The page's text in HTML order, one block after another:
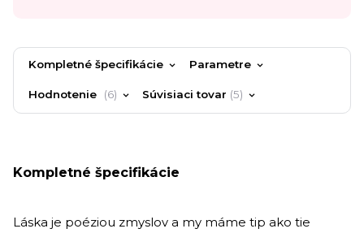
Kompletné špecifikácie Parametre
Hodnotenie 6 Súvisiaci tovar 5
Kompletné špecifikácie
Láska je poéziou zmyslov a my máme tip ako tie